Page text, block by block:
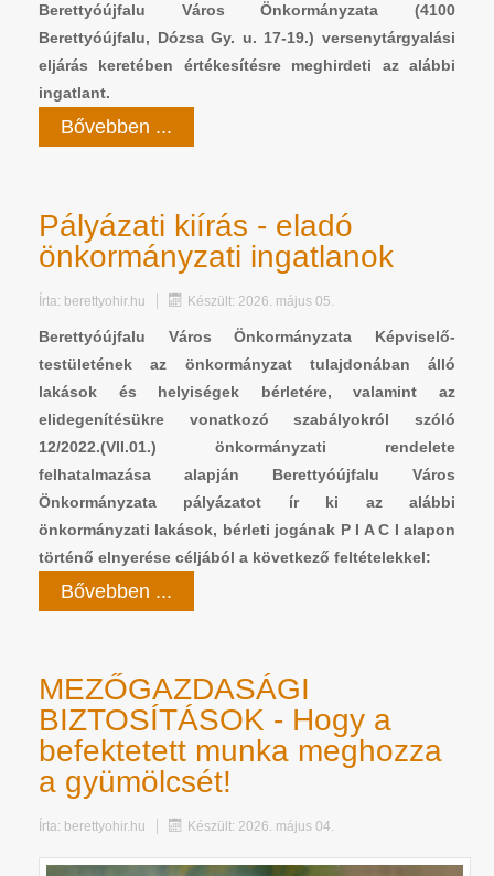
Berettyóújfalu Város Önkormányzata (4100
Berettyóújfalu, Dózsa Gy. u. 17-19.) versenytárgyalási
eljárás keretében értékesítésre meghirdeti az alábbi
ingatlant.
Bővebben ...
Pályázati kiírás - eladó
önkormányzati ingatlanok
Írta: berettyohir.hu Készült: 2026. május 05.
Berettyóújfalu Város Önkormányzata Képviselő-
testületének az önkormányzat tulajdonában álló
lakások és helyiségek bérletére, valamint az
elidegenítésükre vonatkozó szabályokról szóló
12/2022.(VII.01.) önkormányzati rendelete
felhatalmazása alapján Berettyóújfalu Város
Önkormányzata pályázatot ír ki az alábbi
önkormányzati lakások, bérleti jogának P I A C I alapon
történő elnyerése céljából a következő feltételekkel:
Bővebben ...
MEZŐGAZDASÁGI
BIZTOSÍTÁSOK - Hogy a
befektetett munka meghozza
a gyümölcsét!
Írta: berettyohir.hu Készült: 2026. május 04.